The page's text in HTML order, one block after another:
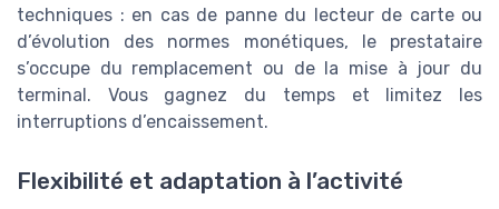
techniques : en cas de panne du lecteur de carte ou
d’évolution des normes monétiques, le prestataire
s’occupe du remplacement ou de la mise à jour du
terminal. Vous gagnez du temps et limitez les
interruptions d’encaissement.
Flexibilité et adaptation à l’activité